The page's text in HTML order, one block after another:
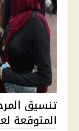
المتوقعة